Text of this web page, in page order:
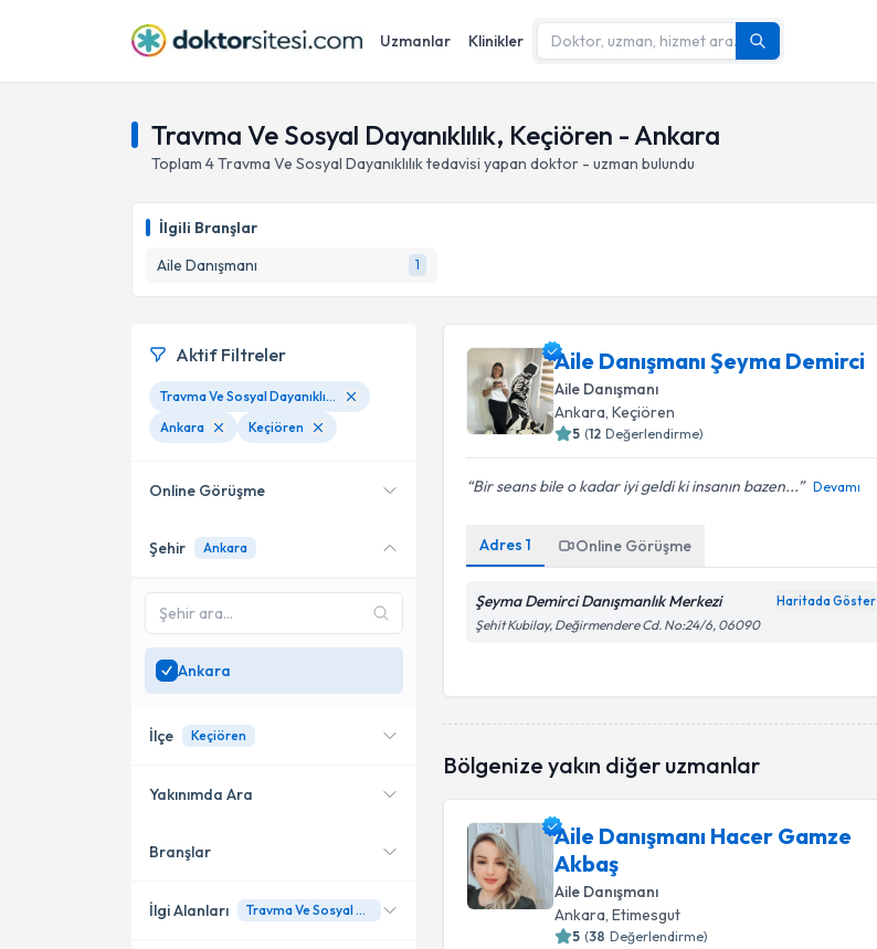
Uzmanlar Klinikler
Travma Ve Sosyal Dayanıklılık, Keçiören - Ankara
Toplam 4Travma Ve Sosyal Dayanıklılıktedavisi yapan doktor - uzman bulundu
İlgili Branşlar
Aile Danışmanı
1
Aile Danışmanı Şeyma Demirci
Aile Danışmanı
Ankara, Keçiören
5 (12 Değerlendirme)
Bir seans bile o kadar iyi geldi ki insanın bazen... Devamı
Adres1 Online Görüşme
Şeyma Demirci Danışmanlık Merkezi Haritada Göster
Şehit Kubilay, Değirmendere Cd. No:24/6, 06090
Bölgenize yakın diğer uzmanlar
Aile Danışmanı Hacer Gamze
Akbaş
Aile Danışmanı
Ankara , Etimesgut
5 (38 Değerlendirme)
Aktif Filtreler
Travma Ve Sosyal Dayanıklılık
Ankara
Keçiören
Online Görüşme
Online danışmanlık sunan
SadeceAnkara
uzman ara
Şehir Ankara
Ankara
İlçe Keçiören
Etimesgut
Çankaya
Yakınımda Ara
Konumuma yakın uzmanları
Branşlar
İlgi Alanları Travma Ve Sosyal Dayanıklılık